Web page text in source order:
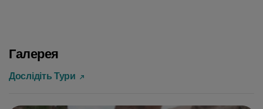
Галерея
Дослідіть Тури